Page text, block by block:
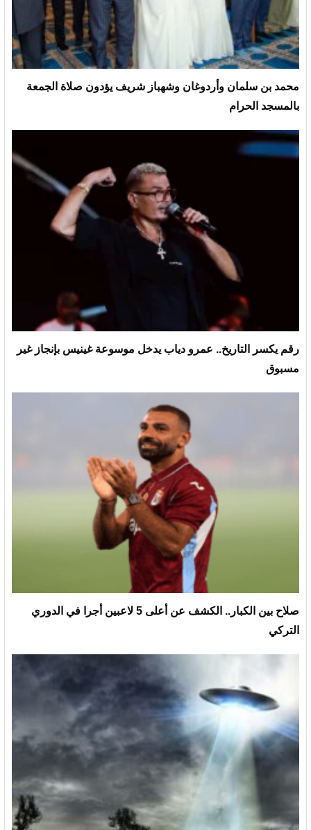
محمد بن سلمان وأردوغان وشهباز شريف يؤدون صلاة الجمعة
بالمسجد الحرام
رقم يكسر التاريخ.. عمرو دياب يدخل موسوعة غينيس بإنجاز غير
مسبوق
صلاح بين الكبار.. الكشف عن أعلى 5 لاعبين أجرا في الدوري
التركي